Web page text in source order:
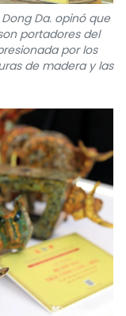
Da. opinó que
portadores del
por los
de madera y las